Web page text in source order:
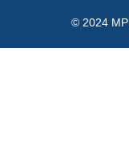
© 2024